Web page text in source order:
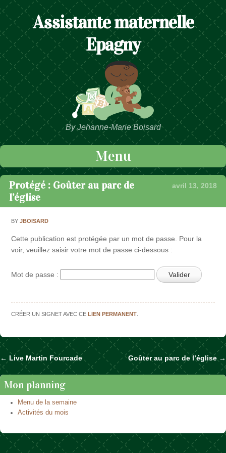
Assistante maternelle
Epagny
By Jehanne-Marie Boisard
Menu
Passer au contenu
Protégé : Goûter au parc de
l’église
avril 13, 2018
BYJBOISARD
Cette publication est protégée par un mot de passe. Pour la
voir, veuillez saisir votre mot de passe ci-dessous :
Mot de passe :
CRÉER UN SIGNET AVEC CELIEN PERMANENT
Naviguer dans les articles
← Live Martin Fourcade Goûter au parc de l’église →
Mon planning
Menu de la semaine
Activités du mois